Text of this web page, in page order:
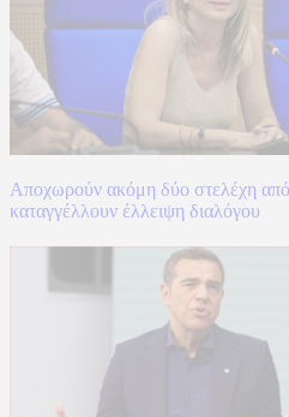
Αποχωρούν ακόμη δύο στελέχη
καταγγέλλουν έλλειψη διαλόγου